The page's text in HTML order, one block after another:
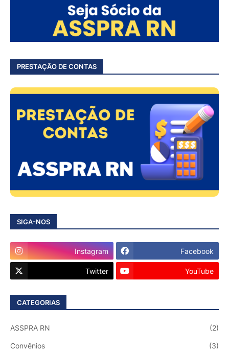
PRESTAÇÃO DE CONTAS
SIGA-NOS
Instagram Facebook
Twitter YouTube
CATEGORIAS
ASSPRA RN (2)
Convênios (3)